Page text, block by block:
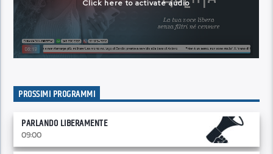
PROSSIMI PROGRAMMI
PARLANDO LIBERAMENTE
09:00